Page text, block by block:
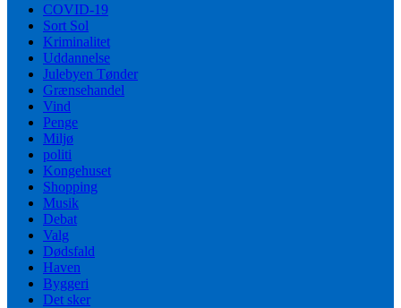
COVID-19
Sort Sol
Kriminalitet
Uddannelse
Julebyen Tønder
Grænsehandel
Vind
Penge
Miljø
politi
Kongehuset
Shopping
Musik
Debat
Valg
Dødsfald
Haven
Byggeri
Det sker